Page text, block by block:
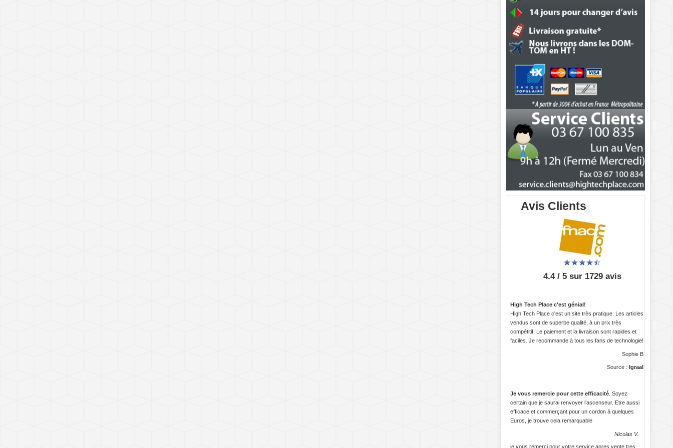
Avis Clients
4.4 / 5 sur 1729 avis
High Tech Place c'est génial!
High Tech Place c'est un site très pratique. Les articles
vendus sont de superbe qualité, à un prix très
compétitif. Le paiement et la livraison sont rapides et
faciles. Je recommande à tous les fans de technologie!
Sophie B
Source : Igraal
Je vous remercie pour cette efficacité. Soyez
certain que je saurai renvoyer l’ascenseur. Etre aussi
efficace et commerçant pour un cordon à quelques
Euros, je trouve cela remarquable
Nicolas V.
je vous remerci pour votre service apres vente tres